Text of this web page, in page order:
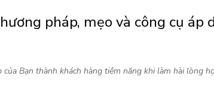
pháp, mẹo và công cụ áp
Bạn thành khách hàng tiềm năng khi làm hài lòng